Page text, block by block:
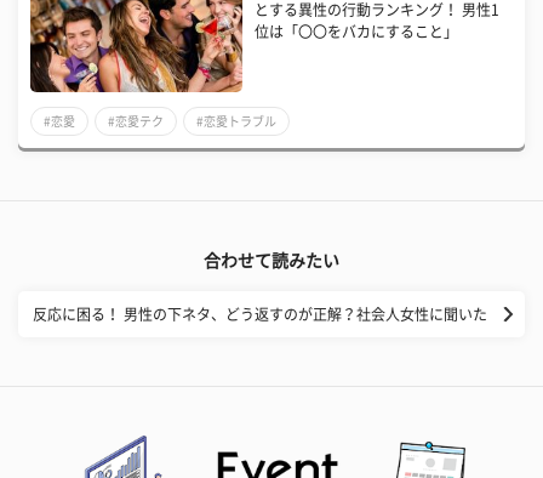
とする異性の行動ランキング！ 男性1
位は「〇〇をバカにすること」
#恋愛 #恋愛テク #恋愛トラブル
合わせて読みたい
反応に困る！ 男性の下ネタ、どう返すのが正解？社会人女性に聞いた